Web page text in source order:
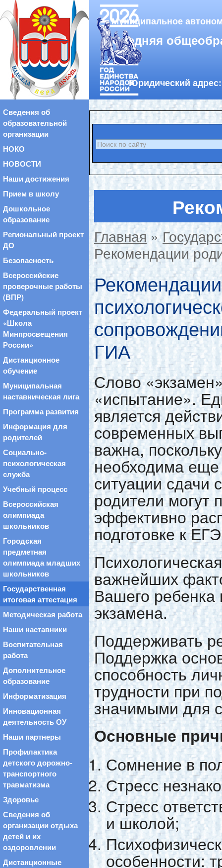
Муниципальное
«Средняя
Юридический
Главная »
Рекомендации
ГИА
Слово
«испытание».
является
современных
важна,
необходима еще
ситуации сдачи
родители могут
эффективно
подготовке к
важнейших
Вашего ребенка
экзамена.
Поддерживать
Поддержка
способность
трудности при
значимыми для
Основные
Сомнение в
Стресс
Стресс
и школой;
особенности:
Сведения об
образовательной
организации
НОКО
НОВОСТИ
Наши достижения
Прием в школу
Дошкольное
образование
Региональный проект
ДО
Безопасность
Всероссийские
проверочные работы
(ВПР)
Федеральный проект
«Школа
Минпросвещения
России»
Дистанционное
обучение
Муниципальная
наставническая лига
Программа развития
Информация для
родителей
Социально-
психологическая
служба
Учебный процесс
Всероссийская
олимпиада
школьников
Городская
предметная
олимпиада младших
школьников
Государственная
итоговая аттестация
Методическая работа
Наши наставники
Воспитательная
работа
Дополнительное
образование
Информатизация
Инновационная
деятельность ОУ
Наши партнеры
Профилактика
детского дорожно-
транспортного
травматизма
Здоровье
Сведения об
организации отдыха
детей и их
оздоровлении
Дистанционные